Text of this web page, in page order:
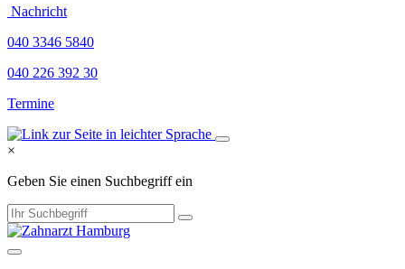
Nachricht
040 3346 5840
040 226 392 30
Termine
×
Geben Sie einen Suchbegriff ein